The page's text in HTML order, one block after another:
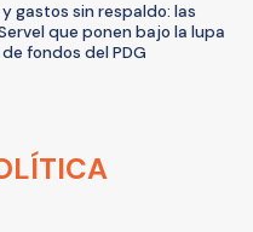
gastos sin respaldo: las
que ponen bajo la lupa
fondos del PDG